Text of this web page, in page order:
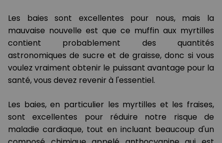
Les baies sont excellentes pour nous, mais la
mauvaise nouvelle est que ce muffin aux myrtilles
contient probablement des quantités
astronomiques de sucre et de graisse, donc si vous
voulez vraiment obtenir le puissant avantage pour la
santé, vous devez revenir à l'essentiel.
Les baies, en particulier les myrtilles et les fraises,
sont excellentes pour réduire notre risque de
maladie cardiaque, tout en incluant beaucoup d'un